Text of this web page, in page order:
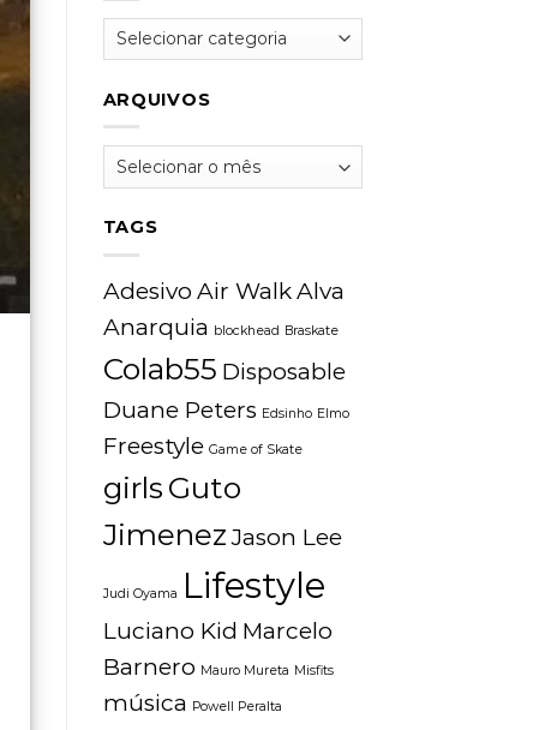
Categorias
ARQUIVOS
Arquivos
TAGS
Adesivo Air WalkAlva
Anarquia blockhead Braskate
Colab55 Disposable
Duane Peters Edsinho Elmo
Freestyle Game of Skate
girls Guto
JimenezJason Lee
Judi Oyama Lifestyle
Luciano Kid Marcelo
Barnero Mauro Mureta Misfits
música Powell Peralta